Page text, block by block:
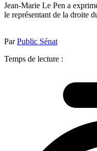
Jean-Marie Le Pen a
le représentant de la droite
ParPublic Sénat
Temps de lecture :